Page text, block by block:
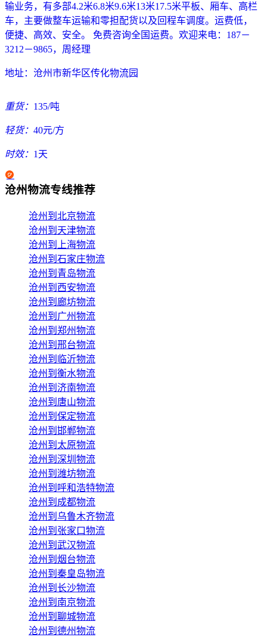
输业务，有多部4.2米6.8米9.6米13米17.5米平板、厢车、高栏
车，主要做整车运输和零担配货以及回程车调度。运费低，
便捷、高效、安全。 免费咨询全国运费。欢迎来电：187－
3212－9865，周经理
地址： 沧州市新华区传化物流园
重货： 135/吨
轻货： 40元/方
时效： 1天
沧州物流专线推荐
沧州到北京物流
沧州到天津物流
沧州到上海物流
沧州到石家庄物流
沧州到青岛物流
沧州到西安物流
沧州到廊坊物流
沧州到广州物流
沧州到郑州物流
沧州到邢台物流
沧州到临沂物流
沧州到衡水物流
沧州到济南物流
沧州到唐山物流
沧州到保定物流
沧州到邯郸物流
沧州到太原物流
沧州到深圳物流
沧州到潍坊物流
沧州到呼和浩特物流
沧州到成都物流
沧州到乌鲁木齐物流
沧州到张家口物流
沧州到武汉物流
沧州到烟台物流
沧州到秦皇岛物流
沧州到长沙物流
沧州到南京物流
沧州到聊城物流
沧州到德州物流